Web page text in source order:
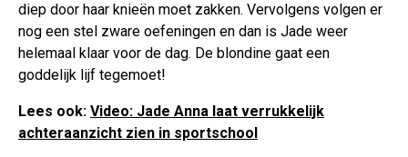
diep door haar knieën moet zakken. Vervolgens volgen er
nog een stel zware oefeningen en dan is Jade weer
helemaal klaar voor de dag. De blondine gaat een
goddelijk lijf tegemoet!
Lees ook: Video: Jade Anna laat verrukkelijk
achteraanzicht zien in sportschool